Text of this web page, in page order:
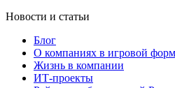
Новости и статьи
Блог
О компаниях в игровой
Жизнь в компании
ИТ-проекты